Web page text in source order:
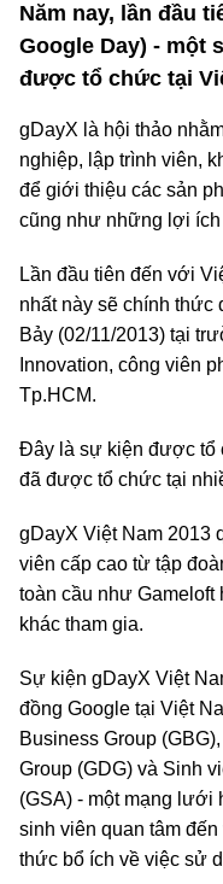
Năm nay, lần đầu
Google Day) - một
được tổ chức tại
gDayX là hội thảo
nghiệp, lập trình viên,
để giới thiệu các sản
cũng như những lợi ích
Lần đầu tiên đến với
nhất này sẽ chính thức
Bảy (02/11/2013) tại
Innovation, công viên
Tp.HCM.
Đây là sự kiện được tổ
đã được tổ chức tại
gDayX Việt Nam 2013
viên cấp cao từ tập
toàn cầu như Gameloft
khác tham gia.
Sự kiện gDayX Việt
đồng Google tại Việt
Business Group
Group (GDG) và Sinh
(GSA) - một mạng lưới
sinh viên quan tâm
thức bổ ích về việc sử